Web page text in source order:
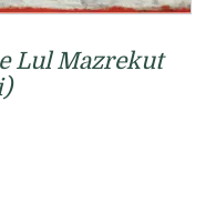
Lul Mazrekut